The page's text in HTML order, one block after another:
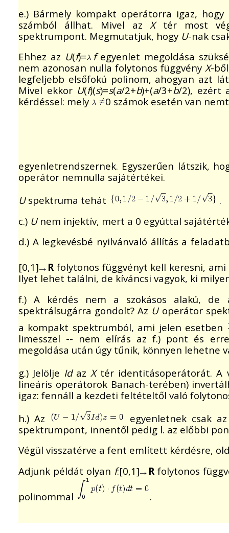
e.) Bármely kompakt operátorra igaz,
számból állhat. Mivel az Xtér most
spektrumpont. Megmutatjuk, hogy U-nak
Ehhez az U(f)= fegyenlet megoldása
nem azonosan nulla folytonos függvényX-
legfeljebb elsőfokú polinom, ahogyan azt
Mivel ekkor U(f)(s)=s(a/2+b)+(a/3+b/2), ezért
kérdéssel: mely
0 számok esetén van
egyenletrendszernek. Egyszerűen látszik,
operátor nemnulla sajátértékei.
Uspektruma tehát
.
c.) Unem injektív, mert a 0 egyúttal
d.) A legkevésbé nyilvánvaló állítás a
[0,1]
Rfolytonos függvényt kell keresni,
Ilyet lehet találni, de kíváncsi vagyok, ki
f.) A kérdés nem a szokásos alakú,
spektrálsugárra gondolt? Az Uoperátor
a kompakt spektrumból, ami jelen esetben
limesszel -- nem elírás az f.) pont és
megoldása után úgy tűnik, könnyen lehetne
g.) Jelölje Idaz Xtér identitásoperátorát. A
lineáris operátorok Banach-terében)
igaz: fennáll a kezdeti feltételtől való
h.) Az
egyenletnek csak
spektrumpont, innentől pedig l. az előbbi
Végül visszatérve a fent említett kérdésre,
Adjunk példát olyan f:[0,1] R folytonos
polinommal
.